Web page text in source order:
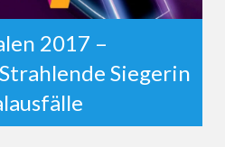
2017 –
Siegerin